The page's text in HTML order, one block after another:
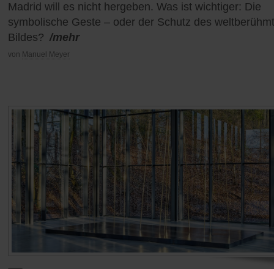
Madrid will es nicht hergeben. Was ist wichtiger: Die
symbolische Geste – oder der Schutz des
Bildes? /mehr
von Manuel Meyer